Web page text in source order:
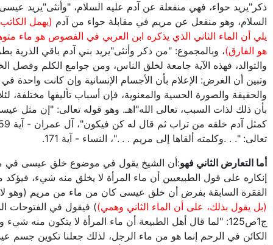
ذكر"يريد حواء، فهي منفعلة عن آدم عليه السلام، "وأنثى"يريد
السلام، وهو منفعل عن مريم في مقابلة حواء من آدم (يهمل
يلي أن الماء الثاني الذي يذكره ابن العربي في الفصوص هو ماء
هو الفارق)، وبالمجموع: "من ذكر وأنثى"يريد بني آدم باقي الذرية
والتوالد، فهذه الآية جامعة لخلق الناس، ومن جوامع الكلم وفصل
وتبين أن الغرض: الإعلام بأن الأجسام الإنسانية وإن كانت واحدة في
والحقيقة والصورة الحسية والمعنوية، فإن أسباب تأليفها مختلفة،
بأن ذلك لذات السبب، تعالى الله"اهـ. وهو قوله تعالى: "إن مثل
تعالى: ". . .وكلمته ألقاها إلى مريم . . ."، النساء - آية 171.
أما التعارض الثاني فهو:أن الشيخ يقول في موضوع خلق عيسى
إنكاره على قول الطبيعيين أن ماء المرأة لا يخلق منه شيء،
الفقرة السابقة بفرض أن خلق عيسى كان من ماء من مريم (وهو لا
(بل يقول بذلك، على أن الماء الثاني وهمي)) فيقول في الفتوحات
ج1ص125: "لما قال أهل الطبيعة أن ماء المرأة لا يتكون منه شيء
الكائن في الرحم إنما هو من ماء الرجل، لذلك جعلنا تكوين جسم